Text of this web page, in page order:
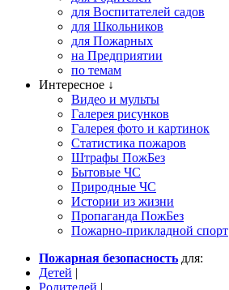
для Воспитателей садов
для Школьников
для Пожарных
на Предприятии
по темам
Интересное ↓
Видео и мульты
Галерея рисунков
Галерея фото и картинок
Статистика пожаров
Штрафы ПожБез
Бытовые ЧС
Природные ЧС
Истории из жизни
Пропаганда ПожБез
Пожарно-прикладной спорт
Пожарная безопасность для:
Детей |
Родителей |